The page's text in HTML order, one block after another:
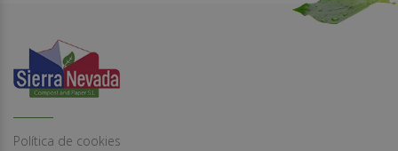
Política de cookies